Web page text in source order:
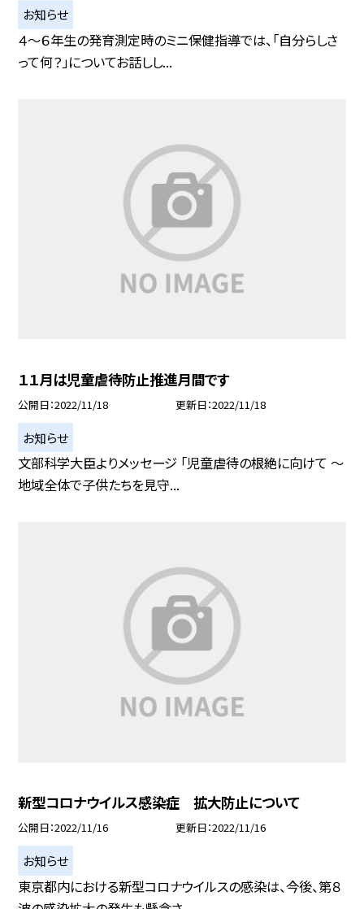
お知らせ
４〜６年生の発育測定時のミニ保健指導では、「自分らしさ
って何？」についてお話しし...
１１月は児童虐待防止推進月間です
公開日 2022/11/18 更新日 2022/11/18
お知らせ
文部科学大臣よりメッセージ 「児童虐待の根絶に向けて 〜
地域全体で子供たちを見守...
新型コロナウイルス感染症 拡大防止について
公開日 2022/11/16 更新日 2022/11/16
お知らせ
東京都内における新型コロナウイルスの感染は、今後、第８